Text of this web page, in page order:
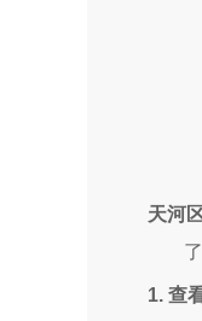
天河
1. 查